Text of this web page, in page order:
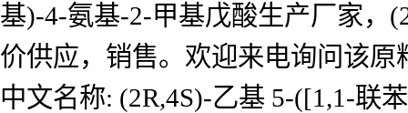
基)-4-氨基-2-甲基戊酸生产厂家，
价供应，销售。欢迎来电询问该原
中文名称: (2R,4S)-乙基 5-([1,1-联